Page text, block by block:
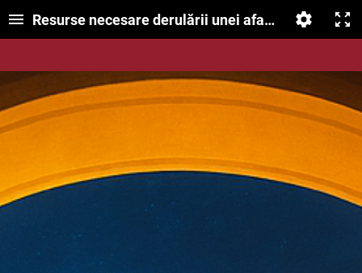
Resurse necesare derulării unei afaceri